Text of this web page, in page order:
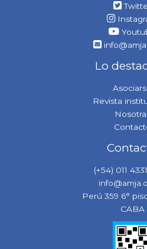
Lo
Revista
(+54) 011
Perú 359 6°
CABA